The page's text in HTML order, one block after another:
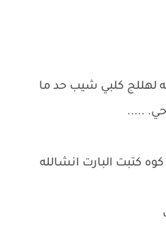
كلبي شيب حد ما
.....
كتبت البارت انشالله